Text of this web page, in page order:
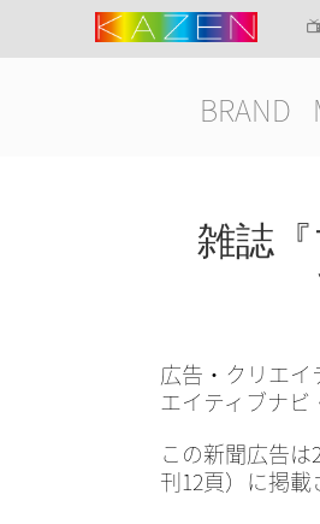
BRAND
雑誌
広告・クリエイ
エイティブナ
この新聞広告は
刊12頁）に掲載